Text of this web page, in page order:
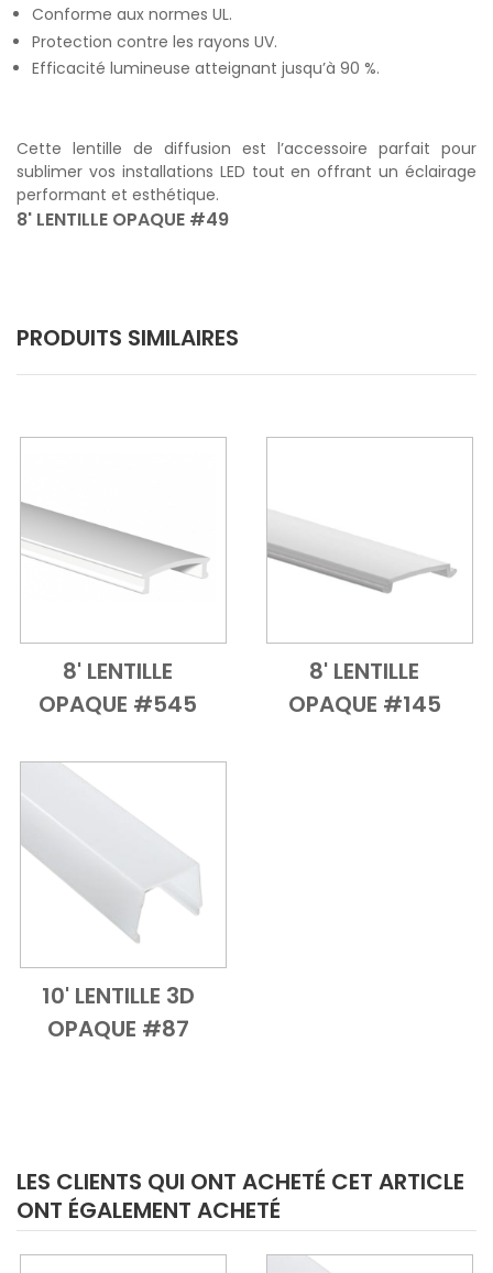
Conforme aux normes UL.
Protection contre les rayons UV.
Efficacité lumineuse atteignant jusqu’à 90 %.
Cette lentille de diffusion est l’accessoire parfait pour
sublimer vos installations LED tout en offrant un éclairage
performant et esthétique.
8' LENTILLE OPAQUE #49
PRODUITS SIMILAIRES
Add to CartVue d'ensemble
8' LENTILLE
OPAQUE #545
Add to Cart
Vue
8' LENTILLE
OPAQUE #145
Add to CartVue d'ensemble
10' LENTILLE 3D
OPAQUE #87
LES CLIENTS QUI ONT ACHETÉ CET ARTICLE
ONT ÉGALEMENT ACHETÉ